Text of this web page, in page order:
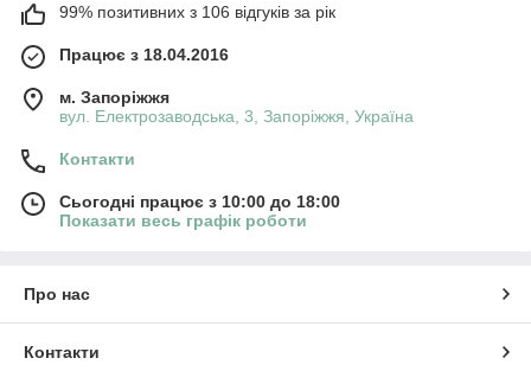
99% позитивних з 106 відгуків за рік
Працює з 18.04.2016
м. Запоріжжя
вул. Електрозаводська, 3, Запоріжжя, Україна
Контакти
Сьогодні працює з 10:00 до 18:00
Показати весь графік роботи
Про нас
Контакти